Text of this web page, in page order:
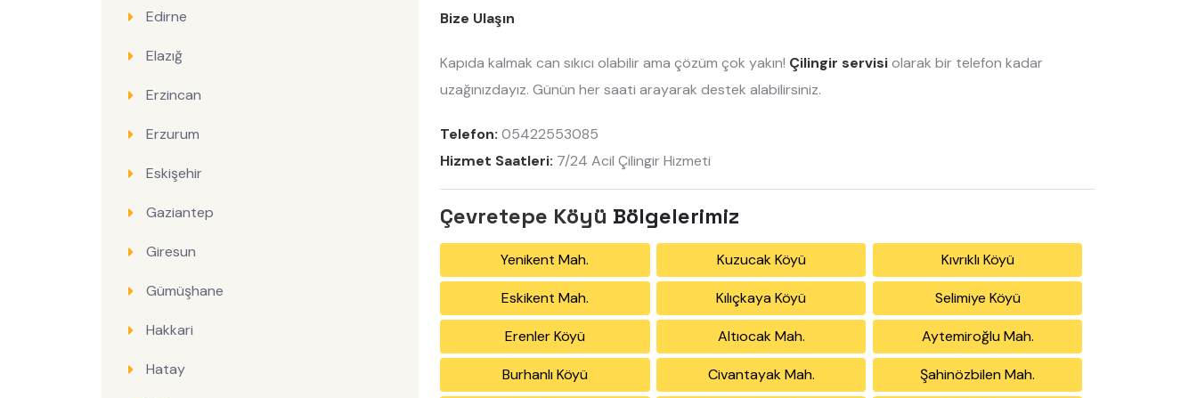
Edirne
Elazığ
Erzincan
Erzurum
Eskişehir
Gaziantep
Giresun
Gümüşhane
Hakkari
Hatay
Bize Ulaşın
Kapıda kalmak can sıkıcı olabilir ama çözüm çok yakın! Çilingir servisiolarak bir telefon kadar
uzağınızdayız. Günün her saati arayarak destek alabilirsiniz.
Telefon: 05422553085
Hizmet Saatleri: 7/24 Acil Çilingir Hizmeti
Çevretepe Köyü Bölgelerimiz
Yenikent Mah. Kuzucak Köyü Kıvrıklı Köyü
Eskikent Mah. Kılıçkaya Köyü Selimiye Köyü
Erenler Köyü Altıocak Mah. Aytemiroğlu Mah.
Burhanlı Köyü Civantayak Mah. Şahinözbilen Mah.